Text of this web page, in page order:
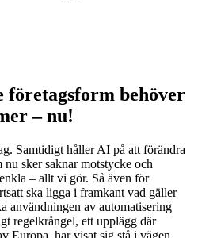
företagsform behöver
– nu!
Samtidigt håller AI på att förändra
sker saknar motstycke och
– allt vi gör. Så även för
ska ligga i framkant vad gäller
användningen av automatisering
regelkrångel, ett upplägg där